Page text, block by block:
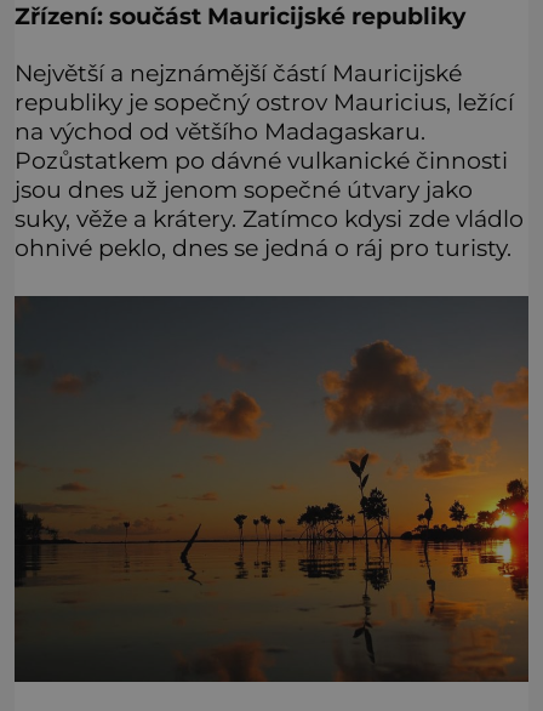
Zřízení: součást Mauricijské republiky
Největší a nejznámější částí Mauricijské
republiky je sopečný ostrov Mauricius, ležící
na východ od většího Madagaskaru.
Pozůstatkem po dávné vulkanické činnosti
jsou dnes už jenom sopečné útvary jako
suky, věže a krátery. Zatímco kdysi zde vládlo
ohnivé peklo, dnes se jedná o ráj pro turisty.